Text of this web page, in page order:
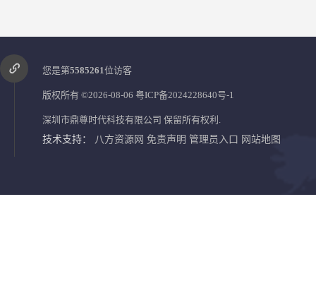
紧急求助对讲终端机 一键求助呼叫报警器IP分机生产厂家
您是第5585261位访客
版权所有 ©2026-08-06 粤ICP备2024228640号-1
深圳市鼎尊时代科技有限公司 保留所有权利.
技术支持：
八方资源网 免责声明 管理员入口 网站地图